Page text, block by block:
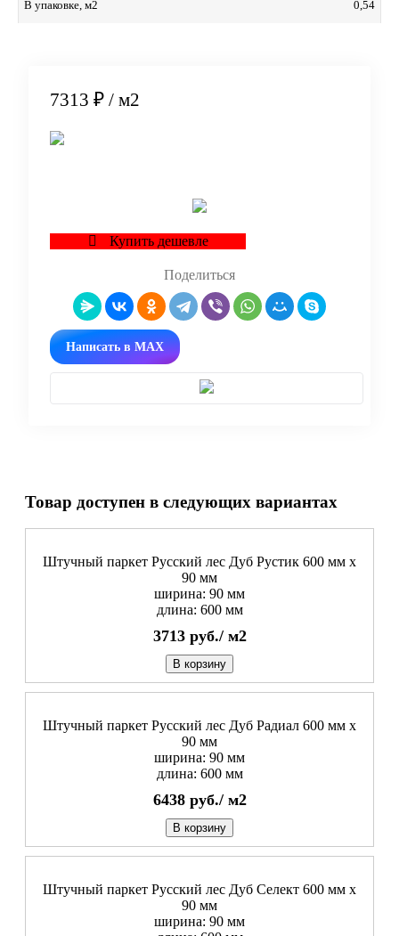
В упаковке, м2 0,54
7313 ₽ / м2
Купить дешевле
Поделиться
Написать в MAX
Товар доступен в следующих вариантах
Штучный паркет Русский лес Дуб Рустик 600 мм х
90 мм
ширина: 90 мм
длина: 600 мм
3713 руб./ м2
В корзину
Штучный паркет Русский лес Дуб Радиал 600 мм х
90 мм
ширина: 90 мм
длина: 600 мм
6438 руб./ м2
В корзину
Штучный паркет Русский лес Дуб Селект 600 мм х
90 мм
ширина: 90 мм